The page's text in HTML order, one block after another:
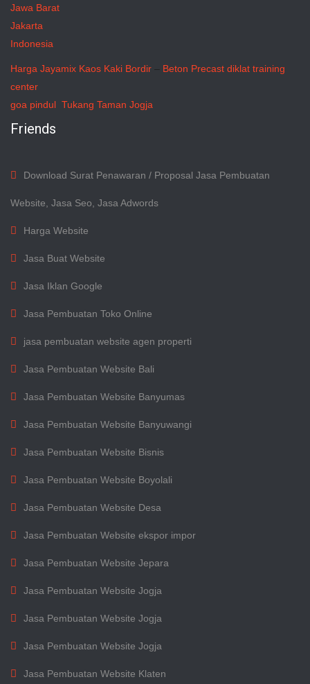
Jawa Barat
Jakarta
Indonesia
Harga Jayamix Kaos Kaki Bordir – Beton Precast diklat training
center
goa pindul Tukang Taman Jogja
Friends
Download Surat Penawaran / Proposal Jasa Pembuatan
Website, Jasa Seo, Jasa Adwords
Harga Website
Jasa Buat Website
Jasa Iklan Google
Jasa Pembuatan Toko Online
jasa pembuatan website agen properti
Jasa Pembuatan Website Bali
Jasa Pembuatan Website Banyumas
Jasa Pembuatan Website Banyuwangi
Jasa Pembuatan Website Bisnis
Jasa Pembuatan Website Boyolali
Jasa Pembuatan Website Desa
Jasa Pembuatan Website ekspor impor
Jasa Pembuatan Website Jepara
Jasa Pembuatan Website Jogja
Jasa Pembuatan Website Jogja
Jasa Pembuatan Website Jogja
Jasa Pembuatan Website Klaten